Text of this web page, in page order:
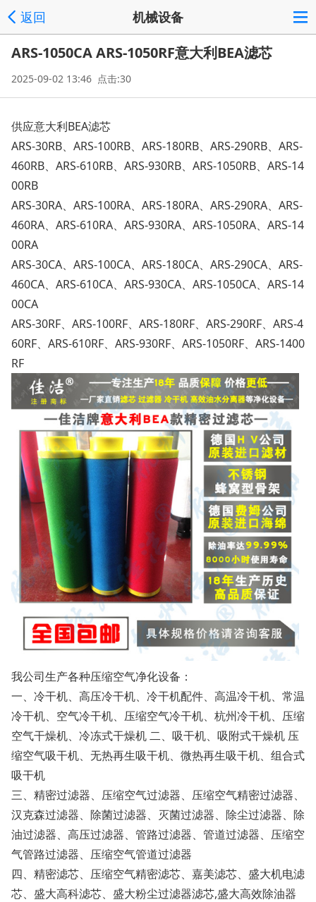
返回 机械设备
ARS-1050CA ARS-1050RF意大利BEA滤芯
2025-09-02 13:46 点击:30
供应意大利BEA滤芯
ARS-30RB、 ARS-100RB、 ARS-180RB、 ARS-290RB、 ARS-
460RB、 ARS-610RB、 ARS-930RB、 ARS-1050RB、 ARS-14
00RB
ARS-30RA、 ARS-100RA、 ARS-180RA、 ARS-290RA、 ARS-
460RA、 ARS-610RA、 ARS-930RA、 ARS-1050RA、 ARS-14
00RA
ARS-30CA、 ARS-100CA、 ARS-180CA、 ARS-290CA、 ARS-
460CA、 ARS-610CA、 ARS-930CA、 ARS-1050CA、 ARS-14
00CA
ARS-30RF、 ARS-100RF、 ARS-180RF、 ARS-290RF、 ARS-4
60RF、 ARS-610RF、 ARS-930RF、 ARS-1050RF、 ARS-1400
RF
我公司生产各种压缩空气净化设备：
一、冷干机、高压冷干机、冷干机配件、高温冷干机、常温
冷干机、空气冷干机、压缩空气冷干机、杭州冷干机、压缩
空气干燥机、冷冻式干燥机 二、吸干机、吸附式干燥机 压
缩空气吸干机、无热再生吸干机、微热再生吸干机、组合式
吸干机
三、精密过滤器、压缩空气过滤器、压缩空气精密过滤器、
汉克森过滤器、除菌过滤器、灭菌过滤器、除尘过滤器、除
油过滤器、高压过滤器、管路过滤器、管道过滤器、压缩空
气管路过滤器、压缩空气管道过滤器
四、精密滤芯、压缩空气精密滤芯、嘉美滤芯、盛大机电滤
芯、盛大高科滤芯、盛大粉尘过滤器滤芯,盛大高效除油器